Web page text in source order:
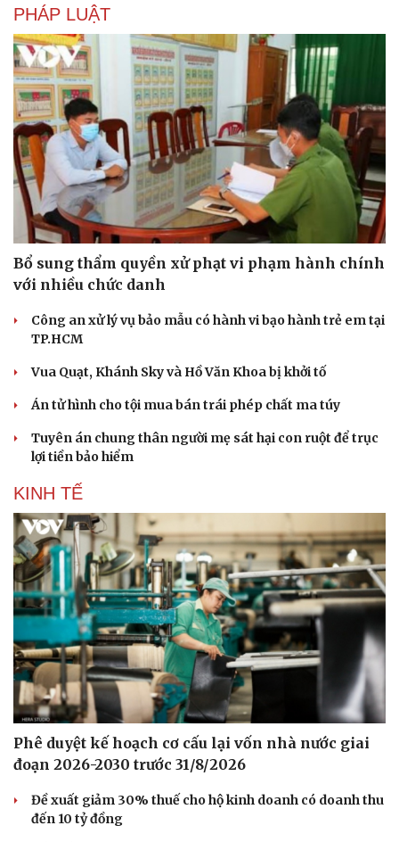
Săn Tour
Đọc truyện đêm khuya
Kể chuyện cho bé
PHÁP LUẬT
Bổ sung thẩm quyền xử phạt vi phạm hành chính
với nhiều chức danh
Công an xử lý vụ bảo mẫu có hành vi bạo hành trẻ em tại
TP.HCM
Vua Quạt, Khánh Sky và Hồ Văn Khoa bị khởi tố
Án tử hình cho tội mua bán trái phép chất ma túy
Tuyên án chung thân người mẹ sát hại con ruột để trục
lợi tiền bảo hiểm
KINH TẾ
Phê duyệt kế hoạch cơ cấu lại vốn nhà nước giai
đoạn 2026-2030 trước 31/8/2026
Đề xuất giảm 30% thuế cho hộ kinh doanh có doanh thu
đến 10 tỷ đồng